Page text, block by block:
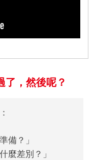
了，然後呢？
備？」
麼差別？」